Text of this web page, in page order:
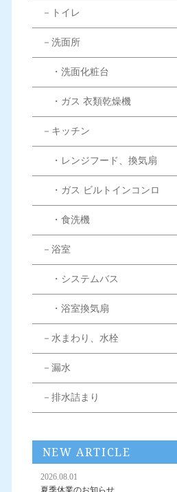
－トイレ
－洗面所
・洗面化粧台
・ガス 衣類乾燥機
－キッチン
・レンジフード、換気扇
・ガス ビルトインコンロ
・食洗機
－浴室
・システムバス
・浴室換気扇
－水まわり、水栓
－漏水
－排水詰まり
NEW ARTICLE
2026.08.01
夏季休業のお知らせ